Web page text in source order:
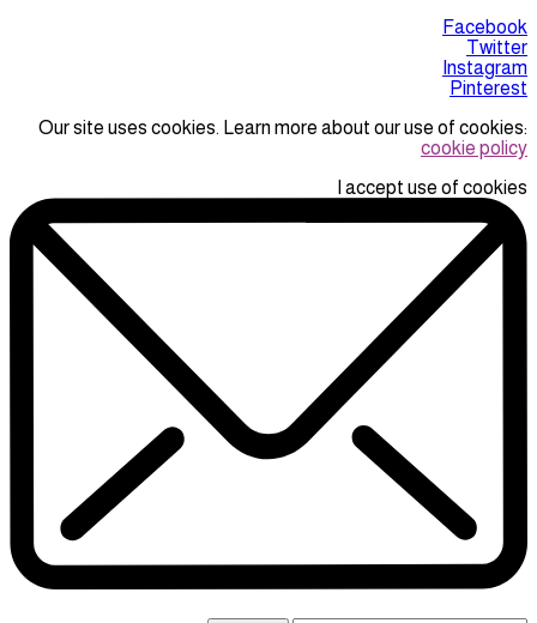
Facebook
Twitter
Instagram
Pinterest
Our site uses cookies. Learn more about our use of cookies:
cookie policy
I accept use of cookies